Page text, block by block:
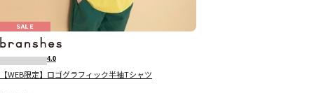
SALE
4.0
【WEB限定】ロゴグラフィック半袖Tシャツ